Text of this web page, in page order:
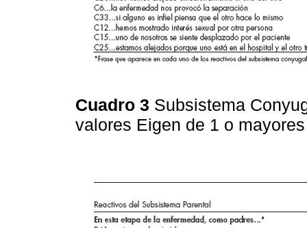
Cuadro 3 Subsistema
valores Eigen de 1 o